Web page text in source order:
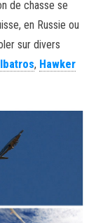
de chasse se
en Russie ou
sur divers
, Hawker